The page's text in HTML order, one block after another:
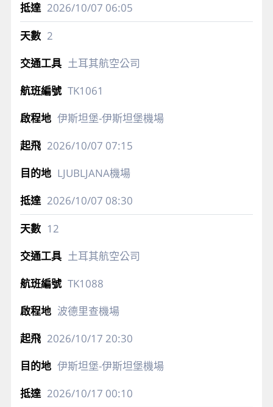
2026/10/07 06:05
2
土耳其航空公司
TK1061
伊斯坦堡-伊斯坦堡機場
2026/10/07 07:15
LJUBLJANA機場
2026/10/07 08:30
12
土耳其航空公司
TK1088
波德里查機場
2026/10/17 20:30
伊斯坦堡-伊斯坦堡機場
2026/10/17 00:10